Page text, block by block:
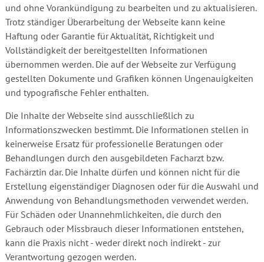
und ohne Vorankündigung zu bearbeiten und zu aktualisieren.
Trotz ständiger Überarbeitung der Webseite kann keine
Haftung oder Garantie für Aktualität, Richtigkeit und
Vollständigkeit der bereitgestellten Informationen
übernommen werden. Die auf der Webseite zur Verfügung
gestellten Dokumente und Grafiken können Ungenauigkeiten
und typografische Fehler enthalten.
Die Inhalte der Webseite sind ausschließlich zu
Informationszwecken bestimmt. Die Informationen stellen in
keinerweise Ersatz für professionelle Beratungen oder
Behandlungen durch den ausgebildeten Facharzt bzw.
Fachärztin dar. Die Inhalte dürfen und können nicht für die
Erstellung eigenständiger Diagnosen oder für die Auswahl und
Anwendung von Behandlungsmethoden verwendet werden.
Für Schäden oder Unannehmlichkeiten, die durch den
Gebrauch oder Missbrauch dieser Informationen entstehen,
kann die Praxis nicht - weder direkt noch indirekt - zur
Verantwortung gezogen werden.